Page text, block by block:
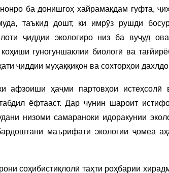
ба донишгоҳ хайрамақдам гуфта,
таъкид дошт, ки имрӯз рушди
ҷиддии экологиро низ ба вуҷуд
гуногуншаклии биологӣ ва
ҷиддии муҳаққиқон ва сохторҳои
афзоиши ҳаҷми партовҳои
ёфтааст. Дар чунин шароит
низоми самараноки идоракунии
маърифати экологии ҷомеа
соҳибистиқлолӣ таҳти роҳбарии